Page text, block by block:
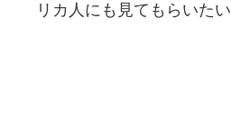
リカ人にも見てもらいた